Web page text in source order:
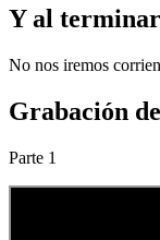
Y al
No nos iremos
Grabación
Parte 1